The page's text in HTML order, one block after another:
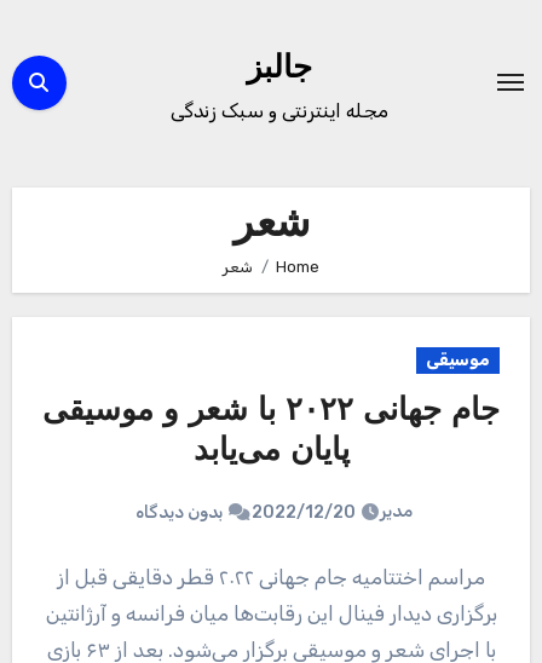
content
جالبز
مجله اینترنتی و سبک زندگی
شعر
Home شعر
موسیقی
جام جهانی ۲۰۲۲ با شعر و موسیقی
پایان می‌یابد
مدیر 2022/12/20 بدون دیدگاه
مراسم اختتامیه جام جهانی ۲۰۲۲ قطر دقایقی قبل از
برگزاری دیدار فینال این رقابت‌ها میان فرانسه و آرژانتین
با اجرای شعر و موسیقی برگزار می‌شود. بعد از ۶۳ بازی